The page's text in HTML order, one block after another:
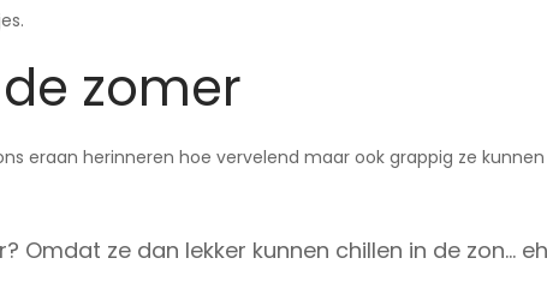
zomer
eraan herinneren hoe vervelend maar ook grappig ze kunnen
ze dan lekker kunnen chillen in de zon…